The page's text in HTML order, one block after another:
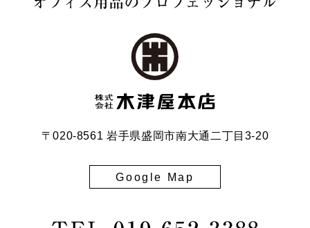
〒020-8561 岩手県盛岡市南大通二丁目3-20
Google Map